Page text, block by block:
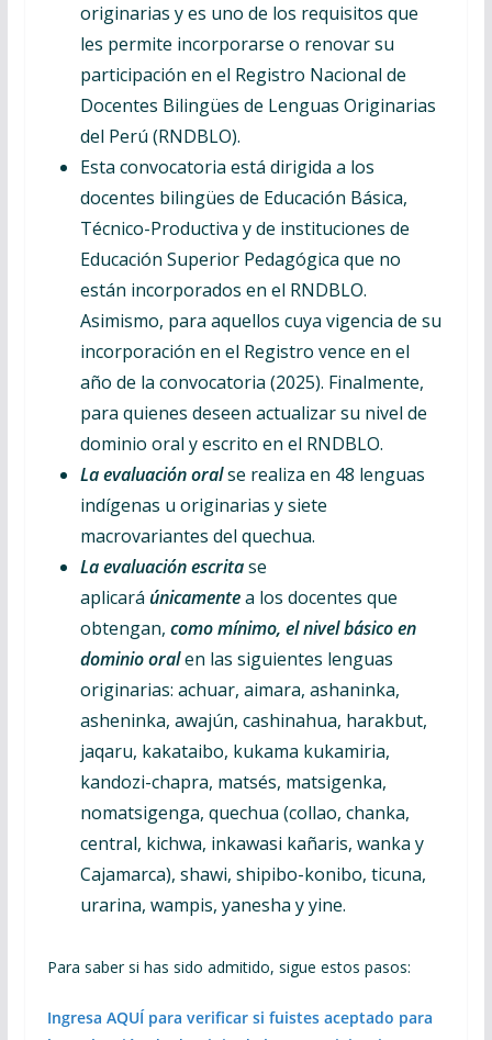
originarias y es uno de los requisitos que
les permite incorporarse o renovar su
participación en el Registro Nacional de
Docentes Bilingües de Lenguas Originarias
del Perú (RNDBLO).
Esta convocatoria está dirigida a los
docentes bilingües de Educación Básica,
Técnico-Productiva y de instituciones de
Educación Superior Pedagógica que no
están incorporados en el RNDBLO.
Asimismo, para aquellos cuya vigencia de su
incorporación en el Registro vence en el
año de la convocatoria (2025). Finalmente,
para quienes deseen actualizar su nivel de
dominio oral y escrito en el RNDBLO.
La evaluación oralse realiza en 48 lenguas
indígenas u originarias y siete
macrovariantes del quechua.
La evaluación escritase
aplicará únicamentea los docentes que
obtengan, como mínimo, el nivel básico en
dominio oralen las siguientes lenguas
originarias: achuar, aimara, ashaninka,
asheninka, awajún, cashinahua, harakbut,
jaqaru, kakataibo, kukama kukamiria,
kandozi-chapra, matsés, matsigenka,
nomatsigenga, quechua (collao, chanka,
central, kichwa, inkawasi kañaris, wanka y
Cajamarca), shawi, shipibo-konibo, ticuna,
urarina, wampis, yanesha y yine.
Para saber si has sido admitido, sigue estos pasos:
Ingresa AQUÍ para verificar si fuistes aceptado para